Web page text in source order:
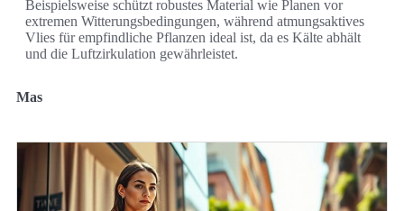
Beispielsweise schützt robustes Material wie Planen vor
extremen Witterungsbedingungen, während atmungsaktives
Vlies für empfindliche Pflanzen ideal ist, da es Kälte abhält
und die Luftzirkulation gewährleistet.
Mas